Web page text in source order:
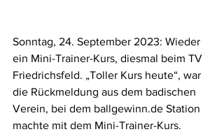
Sonntag, 24. September 2023: Wieder
ein Mini-Trainer-Kurs, diesmal beim TV
Friedrichsfeld. „Toller Kurs heute“, war
die Rückmeldung aus dem badischen
Verein, bei dem ballgewinn.de Station
machte mit dem Mini-Trainer-Kurs.